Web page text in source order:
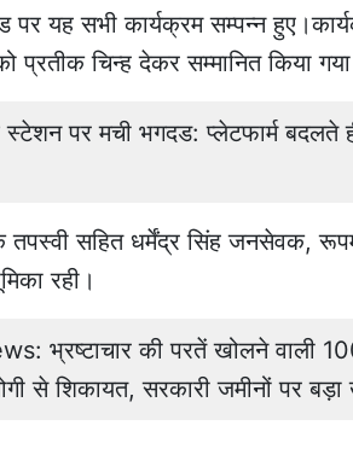
यह सभी कार्यक्रम सम्पन्न
प्रतीक चिन्ह देकर सम्मानित किया
पर मची भगदड: प्लेटफार्म बदलते
सहित धर्मेंद्र सिंह जनसेवक, रूपम
रही।
भ्रष्टाचार की परतें खोलने वाली
से शिकायत, सरकारी जमीनों पर